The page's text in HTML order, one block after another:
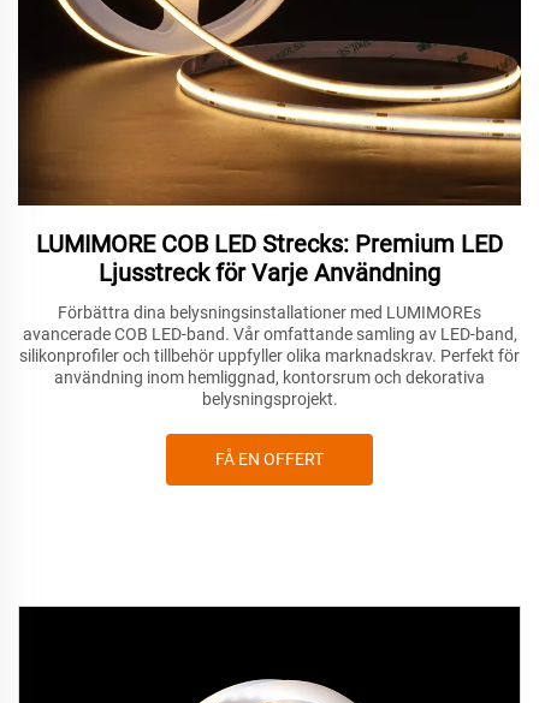
LUMIMORE COB LED Strecks: Premium LED
Ljusstreck för Varje Användning
Förbättra dina belysningsinstallationer med LUMIMOREs
avancerade COB LED-band. Vår omfattande samling av LED-band,
silikonprofiler och tillbehör uppfyller olika marknadskrav. Perfekt för
användning inom hemliggnad, kontorsrum och dekorativa
belysningsprojekt.
FÅ EN OFFERT